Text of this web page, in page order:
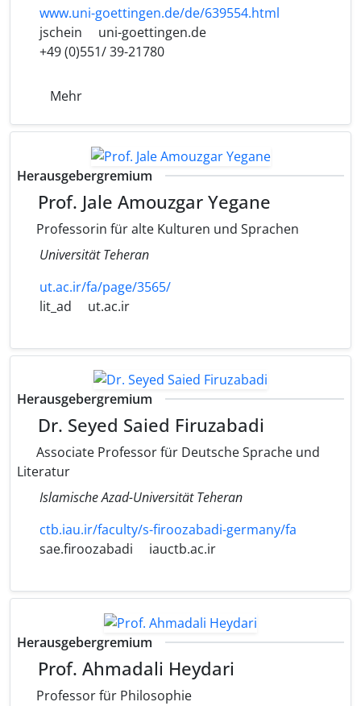
www.uni-goettingen.de/de/639554.html
jschein
uni-goettingen.de
+49 (0)551/ 39-21780
Mehr
Herausgebergremium
Prof. Jale Amouzgar Yegane
Professorin für alte Kulturen und Sprachen
Universität Teheran
ut.ac.ir/fa/page/3565/
lit_ad
ut.ac.ir
Herausgebergremium
Dr. Seyed Saied Firuzabadi
Associate Professor für Deutsche Sprache und
Literatur
Islamische Azad-Universität Teheran
ctb.iau.ir/faculty/s-firoozabadi-germany/fa
sae.firoozabadi
iauctb.ac.ir
Herausgebergremium
Prof. Ahmadali Heydari
Professor für Philosophie